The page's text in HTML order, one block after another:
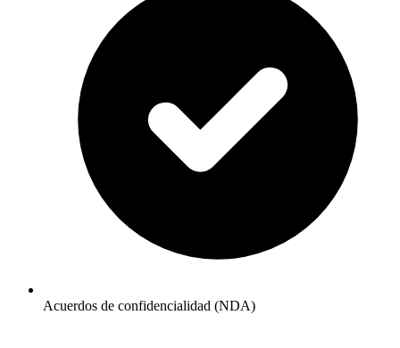
Acuerdos de confidencialidad (NDA)